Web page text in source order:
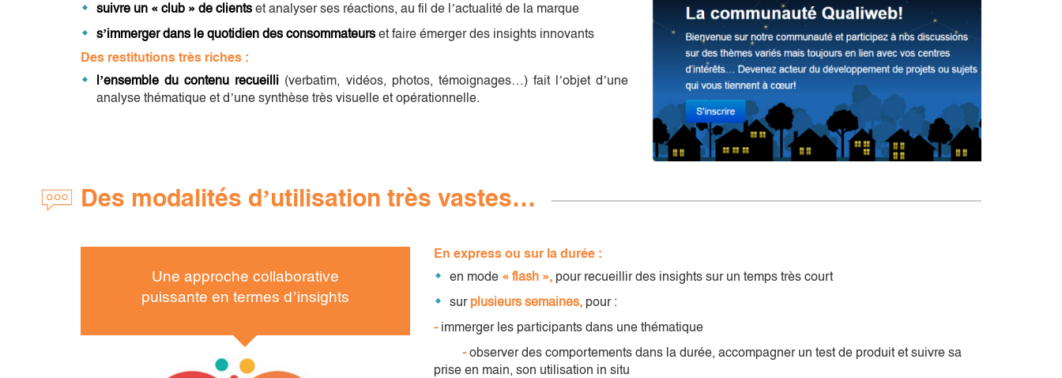
suivre un « club » de clients et analyser ses réactions, au fil de l’actualité de la marque
s’immerger dans le quotidien des consommateurs et faire émerger des insights innovants
Des restitutions très riches :
l’ensemble du contenu recueilli (verbatim, vidéos, photos, témoignages…) fait l’objet d’une
analyse thématique et d’une synthèse très visuelle et opérationnelle.
Des modalités d’utilisation très vastes…
Une approche collaborative
puissante en termes d’insights
En express ou sur la durée :
en mode « flash »,pour recueillir des insights sur un temps très court
sur plusieurs semaines,pour :
-immerger les participants dans une thématique
-observer des comportements dans la durée, accompagner un test de produit et suivre sa
prise en main, son utilisation in situ